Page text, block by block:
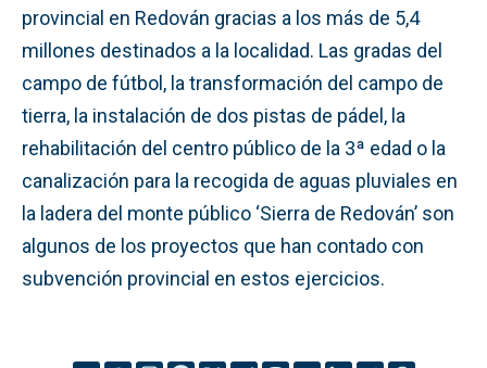
provincial en Redován gracias a los más de 5,4
millones destinados a la localidad. Las gradas del
campo de fútbol, la transformación del campo de
tierra, la instalación de dos pistas de pádel, la
rehabilitación del centro público de la 3ª edad o la
canalización para la recogida de aguas pluviales en
la ladera del monte público ‘Sierra de Redován’ son
algunos de los proyectos que han contado con
subvención provincial en estos ejercicios.